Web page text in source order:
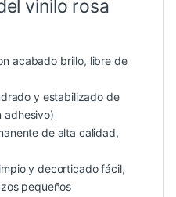
vinilo rosa
acabado brillo, libre de
y estabilizado de
adhesivo)
de alta calidad,
y decorticado fácil,
pequeños